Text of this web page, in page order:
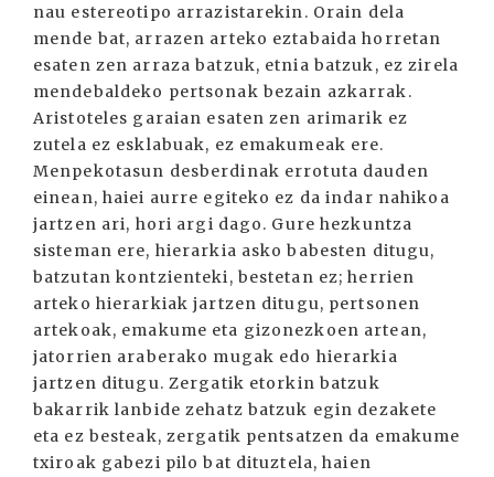
nau estereotipo arrazistarekin. Orain dela
mende bat, arrazen arteko eztabaida horretan
esaten zen arraza batzuk, etnia batzuk, ez zirela
mendebaldeko pertsonak bezain azkarrak.
Aristoteles garaian esaten zen arimarik ez
zutela ez esklabuak, ez emakumeak ere.
Menpekotasun desberdinak errotuta dauden
einean, haiei aurre egiteko ez da indar nahikoa
jartzen ari, hori argi dago. Gure hezkuntza
sisteman ere, hierarkia asko babesten ditugu,
batzutan kontzienteki, bestetan ez; herrien
arteko hierarkiak jartzen ditugu, pertsonen
artekoak, emakume eta gizonezkoen artean,
jatorrien araberako mugak edo hierarkia
jartzen ditugu. Zergatik etorkin batzuk
bakarrik lanbide zehatz batzuk egin dezakete
eta ez besteak, zergatik pentsatzen da emakume
txiroak gabezi pilo bat dituztela, haien